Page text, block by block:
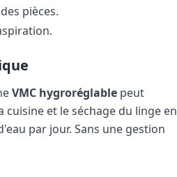
pièces.
VMC hygroréglable peut
et le séchage du linge en
par jour. Sans une gestion